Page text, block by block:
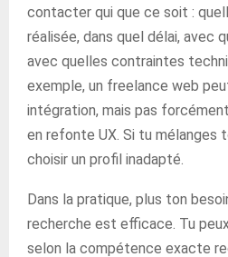
contacter qui que ce soit :
réalisée, dans quel délai, avec
avec quelles contraintes
exemple, un freelance web
intégration, mais pas
en refonte UX. Si tu mélanges
choisir un profil inadapté.
Dans la pratique, plus ton
recherche est efficace. Tu
selon la compétence exacte